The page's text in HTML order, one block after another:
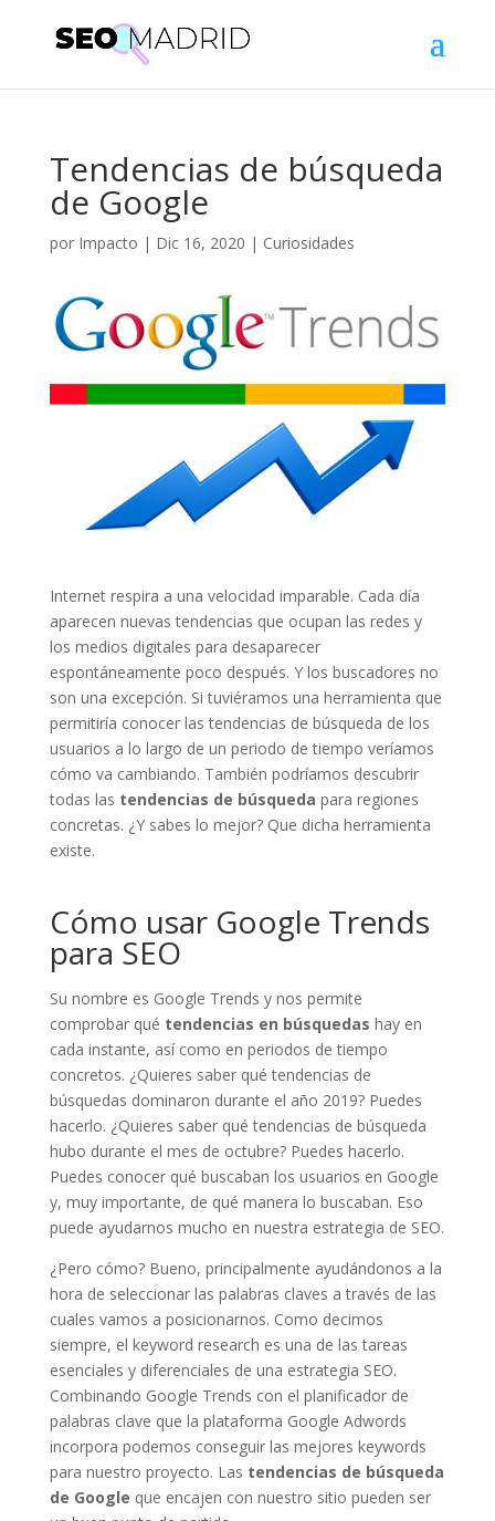
Tendencias de búsqueda
de Google
por Impacto | Dic 16, 2020 | Curiosidades
Internet respira a una velocidad imparable. Cada día
aparecen nuevas tendencias que ocupan las redes y
los medios digitales para desaparecer
espontáneamente poco después. Y los buscadores no
son una excepción. Si tuviéramos una herramienta que
permitiría conocer las tendencias de búsqueda de los
usuarios a lo largo de un periodo de tiempo veríamos
cómo va cambiando. También podríamos descubrir
todas las tendencias de búsqueda para regiones
concretas. ¿Y sabes lo mejor? Que dicha herramienta
existe.
Cómo usar Google Trends
para SEO
Su nombre es Google Trends y nos permite
comprobar qué tendencias en búsquedas hay en
cada instante, así como en periodos de tiempo
concretos. ¿Quieres saber qué tendencias de
búsquedas dominaron durante el año 2019? Puedes
hacerlo. ¿Quieres saber qué tendencias de búsqueda
hubo durante el mes de octubre? Puedes hacerlo.
Puedes conocer qué buscaban los usuarios en Google
y, muy importante, de qué manera lo buscaban. Eso
puede ayudarnos mucho en nuestra estrategia de SEO.
¿Pero cómo? Bueno, principalmente ayudándonos a la
hora de seleccionar las palabras claves a través de las
cuales vamos a posicionarnos. Como decimos
siempre, el keyword research es una de las tareas
esenciales y diferenciales de una estrategia SEO.
Combinando Google Trends con el planificador de
palabras clave que la plataforma Google Adwords
incorpora podemos conseguir las mejores keywords
para nuestro proyecto. Las tendencias de búsqueda
de Google que encajen con nuestro sitio pueden ser